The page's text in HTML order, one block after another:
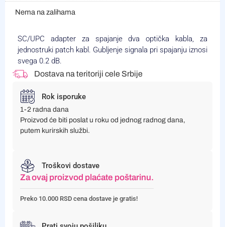
Nema na zalihama
SC/UPC adapter za spajanje dva optička kabla, za
jednostruki patch kabl. Gubljenje signala pri spajanju iznosi
svega 0.2 dB.
Dostava na teritoriji cele Srbije
Rok isporuke
1-2 radna dana
Proizvod će biti poslat u roku od jednog radnog dana,
putem kurirskih službi.
Troškovi dostave
Za ovaj proizvod plaćate poštarinu.
Preko 10.000 RSD cena dostave je gratis!